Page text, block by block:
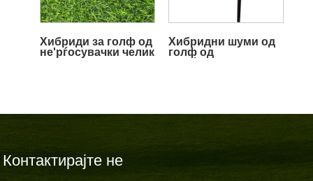
Хибриди за голф од
не'рѓосувачки челик
Хибридни шуми од
голф од
Контактирајте не